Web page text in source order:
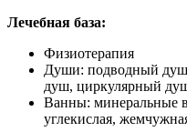
Лечебная база:
Физиотерапия
Души: подводный
душ, циркулярный
Ванны: минеральные
углекислая,